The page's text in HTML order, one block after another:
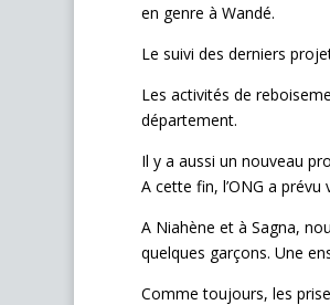
en genre à Wandé.
Le suivi des derniers
Les activités de
département.
Il y a aussi un nouveau
A cette fin, l’ONG a
A Niahène et à Sagna,
quelques garçons. Une
Comme toujours, les